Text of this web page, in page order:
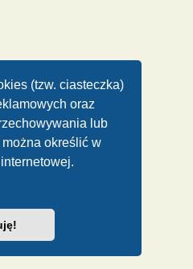
(tzw. ciasteczka)
oraz
lub
określić w